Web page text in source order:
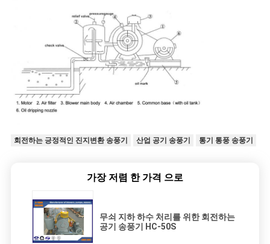
회전하는 긍정적인 진지변환 송풍기 산업 공기 송풍기 통기 통풍 송풍기
가장 저렴 한 가격 으로
무쇠 지하 하수 처리를 위한 회전하는
공기 송풍기 HC-50S